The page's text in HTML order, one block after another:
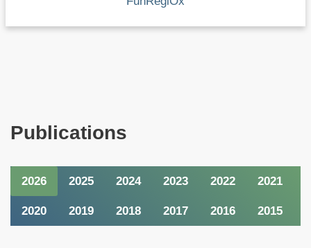
Publications
2026 2025 2024 2023 2022 2021
2020 2019 2018 2017 2016 2015